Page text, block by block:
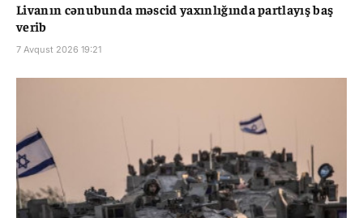
Livanın cənubunda məscid yaxınlığında partlayış baş
verib
7 Avqust 2026 19:21